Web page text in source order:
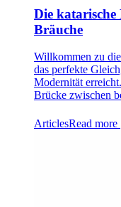
Die
Bräuche
Willkommen zu
das perfekte
Modernität
Brücke zwischen
ArticlesRead more